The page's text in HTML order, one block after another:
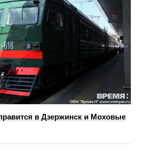
в Дзержинск и Моховые